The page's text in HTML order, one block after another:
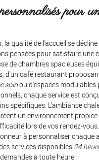
pour
la qualité de l'accueil se
pensées pour satisfaire une
de chambres spacieuses
d'un café restaurant
soinou d'espaces modulables
chaque service est
spécifiques. L'ambiance
un environnement
lors de vos rendez-
à personnaliser chaque
services disponibles 24
à toute heure.